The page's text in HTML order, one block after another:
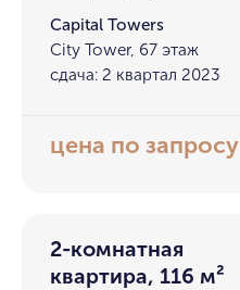
Capital Towers
City Tower, 67 этаж
сдача: 2 квартал 2023
цена по запросу
2-комнатная
квартира, 116 м²